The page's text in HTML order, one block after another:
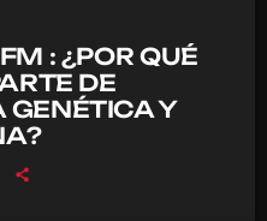
: ¿POR QUÉ
DE
GENÉTICA Y